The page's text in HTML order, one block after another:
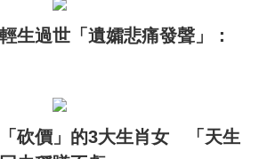
生過世「遺孀悲痛發聲」：
砍價」的3大生肖女 「天生